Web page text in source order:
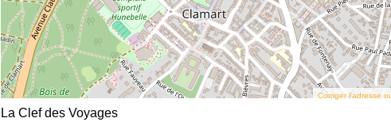
Corriger l’adresse
La Clef des Voyages